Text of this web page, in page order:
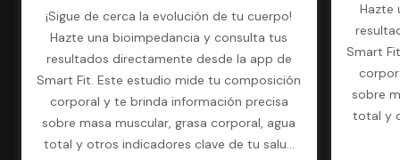
¡Sigue de cerca la evolución de tu cuerpo!
Hazte una bioimpedancia y consulta tus
resultados directamente desde la app de
Smart Fit. Este estudio mide tu composición
corporal y te brinda información precisa
sobre masa muscular, grasa corporal, agua
total y otros indicadores clave de tu salud
Hazte
Smart
sobre
total y